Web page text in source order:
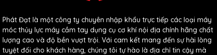
Phát Đạt là một công ty chuyên nhập khẩu trực tiếp các loại máy
móc thủy lực máy cầm tay dụng cụ cơ khí nội địa chính hãng chất
lượng cao và độ bền vượt trội. Với cam kết mang đến sự hài lòng
tuyệt đối cho khách hàng, chúng tôi tự hào là địa chỉ tin cậy mà